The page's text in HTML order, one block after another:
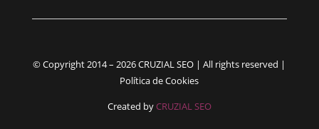
© Copyright 2014 – 2026 CRUZIAL SEO | All rights reserved |
Política de Cookies
Created by CRUZIAL SEO